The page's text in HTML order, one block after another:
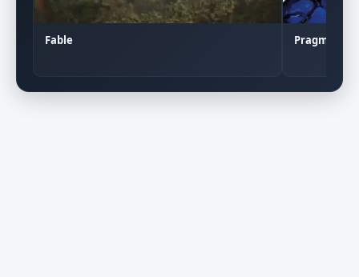
Fable Pragmata